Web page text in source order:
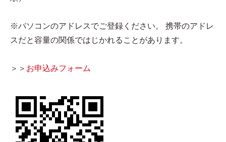
※パソコンのアドレスでご登録ください。 携帯のアドレ
スだと容量の関係ではじかれることがあります。
＞＞ お申込みフォーム​